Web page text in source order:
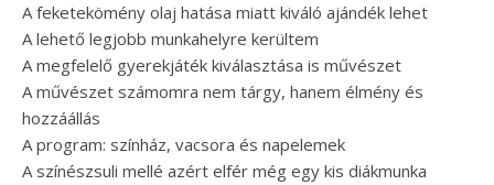
A feketekömény olaj hatása miatt kiváló ajándék lehet
A lehető legjobb munkahelyre kerültem
A megfelelő gyerekjáték kiválasztása is művészet
A művészet számomra nem tárgy, hanem élmény és
hozzáállás
A program: színház, vacsora és napelemek
A színészsuli mellé azért elfér még egy kis diákmunka